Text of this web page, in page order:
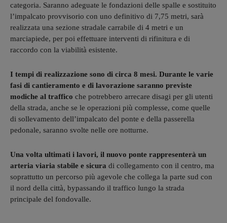
categoria. Saranno adeguate le fondazioni delle spalle e sostituito
l’impalcato provvisorio con uno definitivo di 7,75 metri, sarà
realizzata una sezione stradale carrabile di 4 metri e un
marciapiede, per poi effettuare interventi di rifinitura e di
raccordo con la viabilità esistente.
I tempi di realizzazione sono di circa 8 mesi. Durante le varie
fasi di cantieramento e di lavorazione saranno previste
modiche al traffico che potrebbero arrecare disagi per gli utenti
della strada, anche se le operazioni più complesse, come quelle
di sollevamento dell’impalcato del ponte e della passerella
pedonale, saranno svolte nelle ore notturne.
Una volta ultimati i lavori, il nuovo ponte rappresenterà un
arteria viaria stabile e sicura di collegamento con il centro, ma
soprattutto un percorso più agevole che collega la parte sud con
il nord della città, bypassando il traffico lungo la strada
principale del fondovalle.